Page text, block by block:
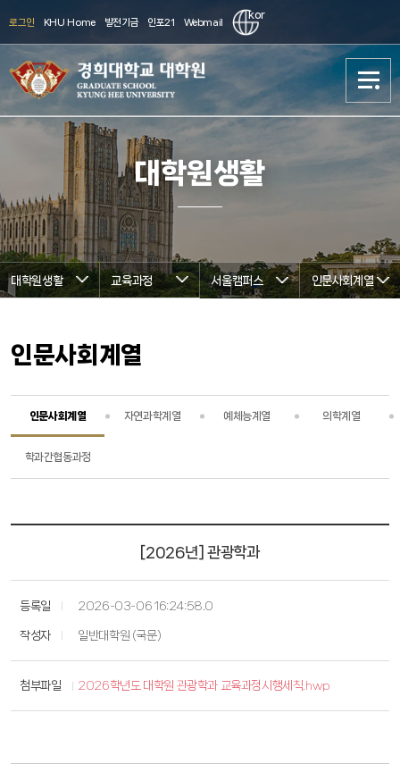
로그인 KHU Home 발전기금 인포21 Webmail
kor
대학원 소개
학과소개
입학(Admission)
대학원 소개
학과소개
입학(Admission)
대학원생활
대학원생활 교육과정 서울캠퍼스 인문사회계열
인문사회계열
인문사회계열 자연과학계열 예체능계열 의학계열
학과간협동과정
[2026년] 관광학과
등록일 2026-03-06 16:24:58.0
작성자 일반대학원 (국문)
첨부파일 2026학년도 대학원 관광학과 교육과정시행세칙.hwp